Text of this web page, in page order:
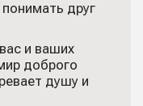
друг
и ваших
доброго
душу и